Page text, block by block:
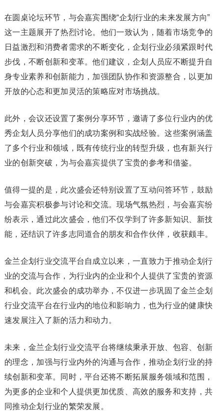
在圆桌论坛环节，与会嘉宾围绕“企划行业的未来发展方向”
这一主题展开了热烈讨论。他们一致认为，随着市场竞争的
日益激烈和消费者需求的不断变化，企划行业必须紧跟时代
步伐，不断创新和变革。他们建议，企划人员应不断提升自
身专业素养和创新能力，加强团队协作和资源整合，以更加
开放的心态和更加灵活的策略应对市场挑战。
此外，会议还设置了案例分享环节，邀请了多位行业内的优
秀企划人员分享他们的成功案例和实战经验。这些案例涵盖
了多个行业和领域，既有传统行业的转型升级，也有新兴行
业的创新突破，为与会嘉宾提供了宝贵的参考和借鉴。
值得一提的是，此次盛会还特别设置了互动问答环节，鼓励
与会嘉宾积极参与讨论和交流。现场气氛热烈，与会嘉宾纷
纷表示，通过此次盛会，他们不仅学到了许多新知识、新技
能，还结识了许多志同道合的朋友和合作伙伴，收获颇丰。
金兰企划行业交流平台自成立以来，一直致力于推动企划行
业的交流与合作，为行业内的企业和个人提供了宝贵的资源
和机会。此次盛会的成功举办，不仅进一步巩固了金兰企划
行业交流平台在行业内的地位和影响力，也为行业的健康快
速发展注入了新的活力和动力。
未来，金兰企划行业交流平台将继续秉承开放、包容、创新
的理念，加强与行业内外的沟通与合作，推动企划行业的持
续创新和变革。同时，平台还将不断拓展服务领域和范围，
为更多的企业和个人提供更加优质、高效的服务和支持，共
同推动企划行业的繁荣发展。